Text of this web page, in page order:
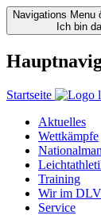
Navigations Menu
Ich bin
Startseite
Aktuelles
Wettkämpfe
Training
Wir im DLV
Service